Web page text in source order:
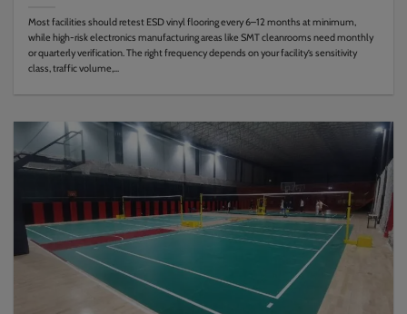
Most facilities should retest ESD vinyl flooring every 6–12 months at minimum,
while high-risk electronics manufacturing areas like SMT cleanrooms need monthly
or quarterly verification. The right frequency depends on your facility’s sensitivity
class, traffic volume,...